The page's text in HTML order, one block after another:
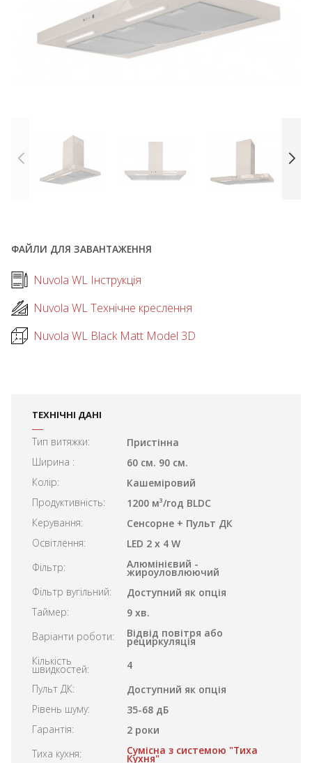
ФАЙЛИ ДЛЯ ЗАВАНТАЖЕННЯ
Nuvola WL Інструкція
Nuvola WL Технічне креслення
Nuvola WL Black Matt Model 3D
ТЕХНІЧНІ ДАНІ
Тип витяжки:
Пристінна
Ширина :
60 см. 90 см.
Колір:
Кашеміровий
Продуктивність:
1200 м³/год BLDC
Керування:
Сенсорне + Пульт ДК
Освітлення:
LED 2 x 4 W
Фільтр:
Алюмінієвий -
жироуловлюючий
Фільтр вугільний:
Доступний як опція
Таймер:
9 хв.
Варіанти роботи:
Відвід повітря або
рециркуляція
Кількість
швидкостей:
4
Пульт ДК:
Доступний як опція
Рівень шуму:
35-68 дБ
Гарантія:
2 роки
Тиха кухня:
Сумісна з системою "Тиха
Кухня"